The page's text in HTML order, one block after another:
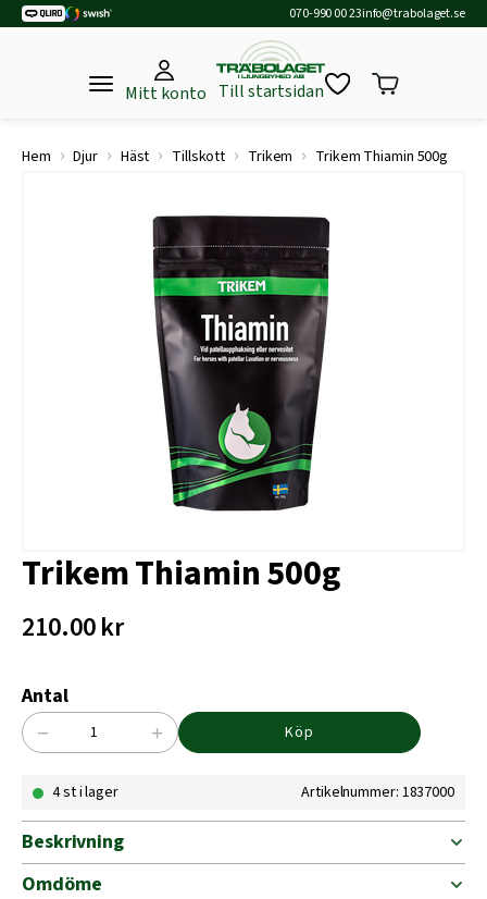
070-990 00 23info@trabolaget.se
Mitt konto Till startsidan
Hem › Djur › Häst › Tillskott › Trikem › Trikem Thiamin 500g
Trikem Thiamin 500g
210.00kr
Antal
Trikem
500g
− + Köp
4 st i lager Artikelnummer: 1837000
Beskrivning
Omdöme